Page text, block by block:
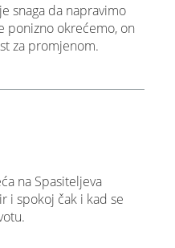
snaga da napravimo
ponizno okrećemo, on
za promjenom.
na Spasiteljeva
i spokoj čak i kad se